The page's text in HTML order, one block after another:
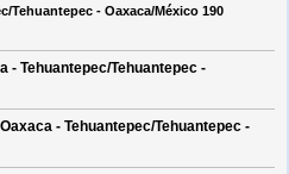
Tehuantepec - Oaxaca/México 190
- Tehuantepec/Tehuantepec -
Oaxaca - Tehuantepec/Tehuantepec -